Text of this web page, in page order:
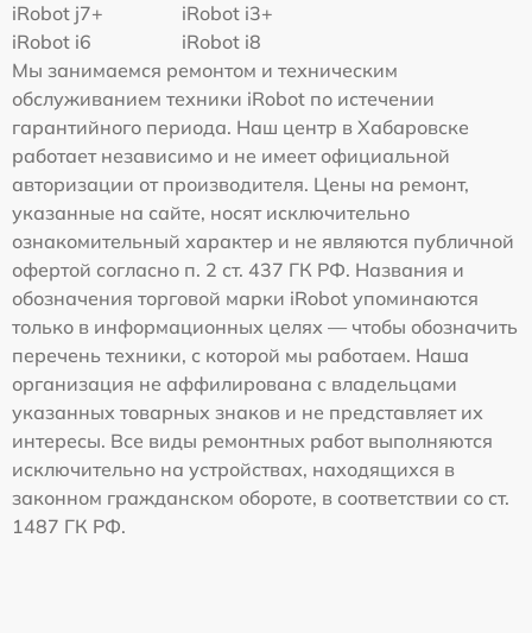
iRobot j7+
iRobot i3+
iRobot i6
iRobot i8
Мы занимаемся ремонтом и техническим
обслуживанием техники iRobot по истечении
гарантийного периода. Наш центр в Хабаровске
работает независимо и не имеет официальной
авторизации от производителя. Цены на ремонт,
указанные на сайте, носят исключительно
ознакомительный характер и не являются публичной
офертой согласно п. 2 ст. 437 ГК РФ. Названия и
обозначения торговой марки iRobot упоминаются
только в информационных целях — чтобы обозначить
перечень техники, с которой мы работаем. Наша
организация не аффилирована с владельцами
указанных товарных знаков и не представляет их
интересы. Все виды ремонтных работ выполняются
исключительно на устройствах, находящихся в
законном гражданском обороте, в соответствии со ст.
1487 ГК РФ.